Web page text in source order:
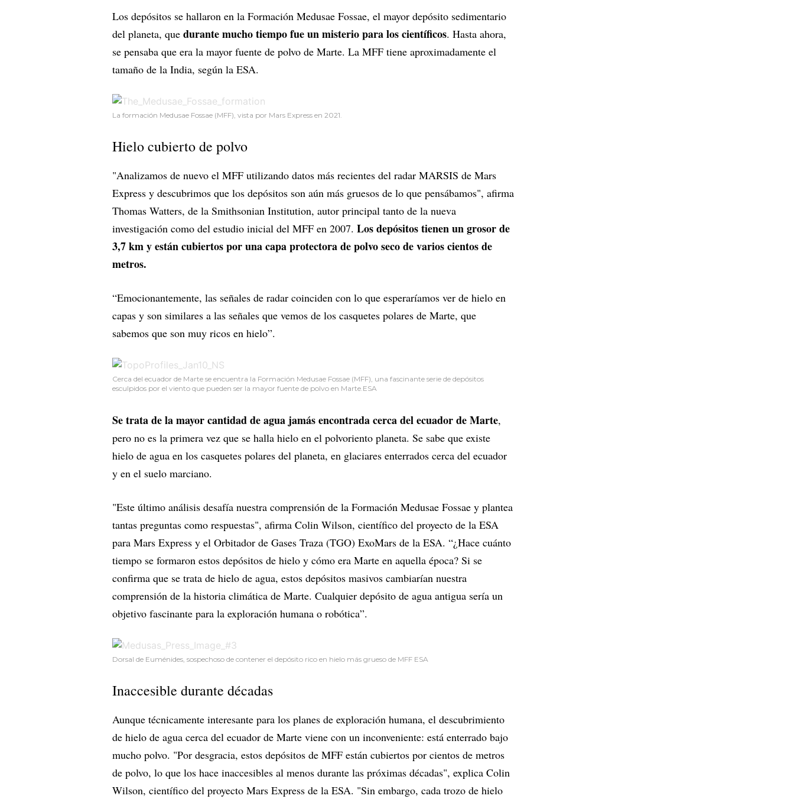
Los depósitos se hallaron en la Formación Medusae Fossae, el mayor depósito sedimentario
del planeta, que durante mucho tiempo fue un misterio para los científicos. Hasta ahora,
se pensaba que era la mayor fuente de polvo de Marte. La MFF tiene aproximadamente el
tamaño de la India, según la ESA.
La formación Medusae Fossae (MFF), vista por Mars Express en 2021.
Hielo cubierto de polvo
"Analizamos de nuevo el MFF utilizando datos más recientes del radar MARSIS de Mars
Express y descubrimos que los depósitos son aún más gruesos de lo que pensábamos", afirma
Thomas Watters, de la Smithsonian Institution, autor principal tanto de la nueva
investigación como del estudio inicial del MFF en 2007. Los depósitos tienen un grosor de
3,7 km y están cubiertos por una capa protectora de polvo seco de varios cientos de
metros.
“Emocionantemente, las señales de radar coinciden con lo que esperaríamos ver de hielo en
capas y son similares a las señales que vemos de los casquetes polares de Marte, que
sabemos que son muy ricos en hielo”.
Cerca del ecuador de Marte se encuentra la Formación Medusae Fossae (MFF), una fascinante serie de depósitos
esculpidos por el viento que pueden ser la mayor fuente de polvo en Marte.ESA
Se trata de la mayor cantidad de agua jamás encontrada cerca del ecuador de Marte,
pero no es la primera vez que se halla hielo en el polvoriento planeta. Se sabe que existe
hielo de agua en los casquetes polares del planeta, en glaciares enterrados cerca del ecuador
y en el suelo marciano.
"Este último análisis desafía nuestra comprensión de la Formación Medusae Fossae y plantea
tantas preguntas como respuestas", afirma Colin Wilson, científico del proyecto de la ESA
para Mars Express y el Orbitador de Gases Traza (TGO) ExoMars de la ESA. “¿Hace cuánto
tiempo se formaron estos depósitos de hielo y cómo era Marte en aquella época? Si se
confirma que se trata de hielo de agua, estos depósitos masivos cambiarían nuestra
comprensión de la historia climática de Marte. Cualquier depósito de agua antigua sería un
objetivo fascinante para la exploración humana o robótica”.
Dorsal de Euménides, sospechoso de contener el depósito rico en hielo más grueso de MFF ESA
Inaccesible durante décadas
Aunque técnicamente interesante para los planes de exploración humana, el descubrimiento
de hielo de agua cerca del ecuador de Marte viene con un inconveniente: está enterrado bajo
mucho polvo. "Por desgracia, estos depósitos de MFF están cubiertos por cientos de metros
de polvo, lo que los hace inaccesibles al menos durante las próximas décadas", explica Colin
Wilson, científico del proyecto Mars Express de la ESA. "Sin embargo, cada trozo de hielo